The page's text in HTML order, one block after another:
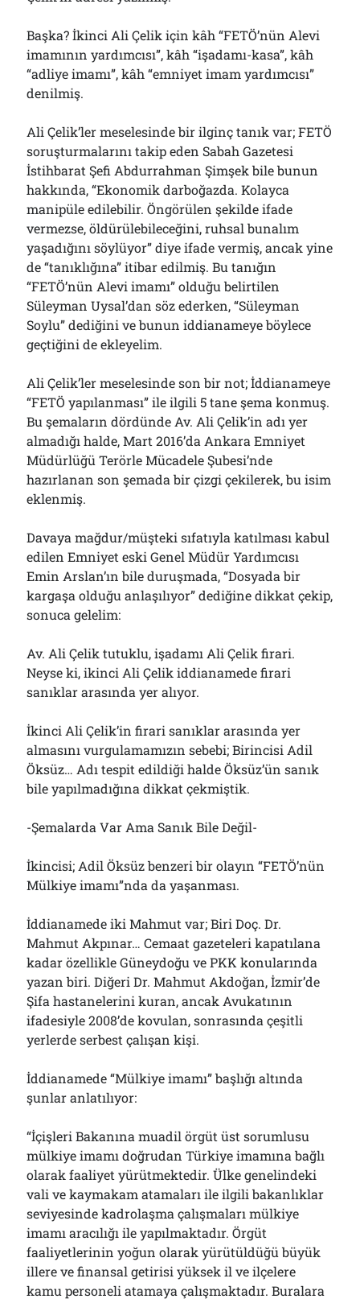
Başka? İkinci Ali Çelik için kâh “FETÖ’nün Alevi
imamının yardımcısı”, kâh “işadamı-kasa”, kâh
“adliye imamı”, kâh “emniyet imam yardımcısı”
denilmiş.
Ali Çelik’ler meselesinde bir ilginç tanık var; FETÖ
soruşturmalarını takip eden Sabah Gazetesi
İstihbarat Şefi Abdurrahman Şimşek bile bunun
hakkında, “Ekonomik darboğazda. Kolayca
manipüle edilebilir. Öngörülen şekilde ifade
vermezse, öldürülebileceğini, ruhsal bunalım
yaşadığını söylüyor” diye ifade vermiş, ancak yine
de “tanıklığına” itibar edilmiş. Bu tanığın
“FETÖ’nün Alevi imamı” olduğu belirtilen
Süleyman Uysal’dan söz ederken, “Süleyman
Soylu” dediğini ve bunun iddianameye böylece
geçtiğini de ekleyelim.
Ali Çelik’ler meselesinde son bir not; İddianameye
“FETÖ yapılanması” ile ilgili 5 tane şema konmuş.
Bu şemaların dördünde Av. Ali Çelik’in adı yer
almadığı halde, Mart 2016’da Ankara Emniyet
Müdürlüğü Terörle Mücadele Şubesi’nde
hazırlanan son şemada bir çizgi çekilerek, bu isim
eklenmiş.
Davaya mağdur/müşteki sıfatıyla katılması kabul
edilen Emniyet eski Genel Müdür Yardımcısı
Emin Arslan’ın bile duruşmada, “Dosyada bir
kargaşa olduğu anlaşılıyor” dediğine dikkat çekip,
sonuca gelelim:
Av. Ali Çelik tutuklu, işadamı Ali Çelik firari.
Neyse ki, ikinci Ali Çelik iddianamede firari
sanıklar arasında yer alıyor.
İkinci Ali Çelik’in firari sanıklar arasında yer
almasını vurgulamamızın sebebi; Birincisi Adil
Öksüz… Adı tespit edildiği halde Öksüz’ün sanık
bile yapılmadığına dikkat çekmiştik.
-Şemalarda Var Ama Sanık Bile Değil-
İkincisi; Adil Öksüz benzeri bir olayın “FETÖ’nün
Mülkiye imamı”nda da yaşanması.
İddianamede iki Mahmut var; Biri Doç. Dr.
Mahmut Akpınar… Cemaat gazeteleri kapatılana
kadar özellikle Güneydoğu ve PKK konularında
yazan biri. Diğeri Dr. Mahmut Akdoğan, İzmir’de
Şifa hastanelerini kuran, ancak Avukatının
ifadesiyle 2008’de kovulan, sonrasında çeşitli
yerlerde serbest çalışan kişi.
İddianamede “Mülkiye imamı” başlığı altında
şunlar anlatılıyor:
“İçişleri Bakanına muadil örgüt üst sorumlusu
mülkiye imamı doğrudan Türkiye imamına bağlı
olarak faaliyet yürütmektedir. Ülke genelindeki
vali ve kaymakam atamaları ile ilgili bakanlıklar
seviyesinde kadrolaşma çalışmaları mülkiye
imamı aracılığı ile yapılmaktadır. Örgüt
faaliyetlerinin yoğun olarak yürütüldüğü büyük
illere ve finansal getirisi yüksek il ve ilçelere
kamu personeli atamaya çalışmaktadır. Buralara